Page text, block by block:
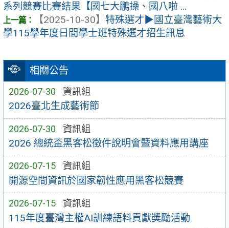
相關公告
2026-07-30 資訊組
2026臺北生成藝術節
2026-07-30 資訊組
2026 總統盃黑客松徵件說明會暨資料應用講座
2026-07-15 資訊組
開源空間資訊於國家韌性應用黑客松競賽
2026-07-15 資訊組
115年度臺灣主權AI訓練語料貢獻獎勵活動
系列競賽比賽結果【國七大鵬操、國八啦 ...
【2025-10-30】 特殊選才▶國立臺灣藝術大
學115學年度日間學士班特殊選才招生訊息